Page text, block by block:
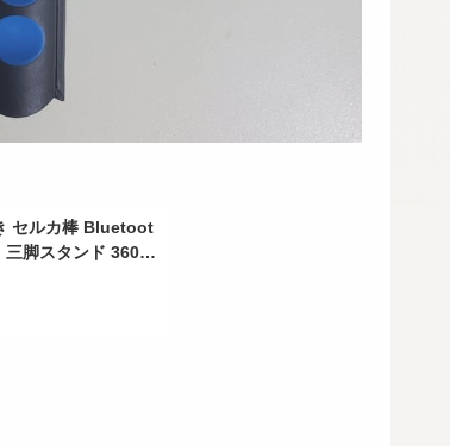
セルカ棒 Bluetoot
脚スタンド 360度